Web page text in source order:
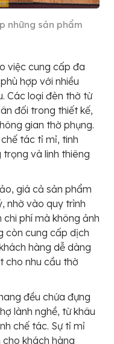
những sản phẩm
việc cung cấp đa
hợp với nhiều
Các loại đèn thờ từ
đối trong thiết kế,
gian thờ phụng.
tác tỉ mỉ, tinh
và linh thiêng
giá cả sản phẩm
nhờ vào quy trình
phí mà không ảnh
còn cung cấp dịch
hàng dễ dàng
cho nhu cầu thờ
đều chứa đựng
lành nghề, từ khâu
chế tác. Sự tỉ mỉ
khách hàng